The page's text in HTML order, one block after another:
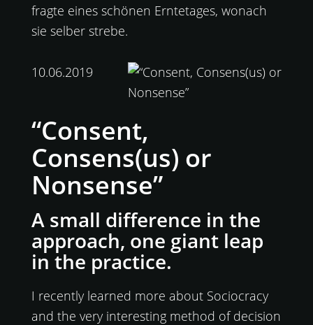
fragte eines schönen Erntetages, wonach
sie selber strebe.
10.06.2019
“Consent,
Consens(us) or
Nonsense”
A small difference in the
approach, one giant leap
in the practice.
I recently learned more about Sociocracy
and the very interesting method of decision